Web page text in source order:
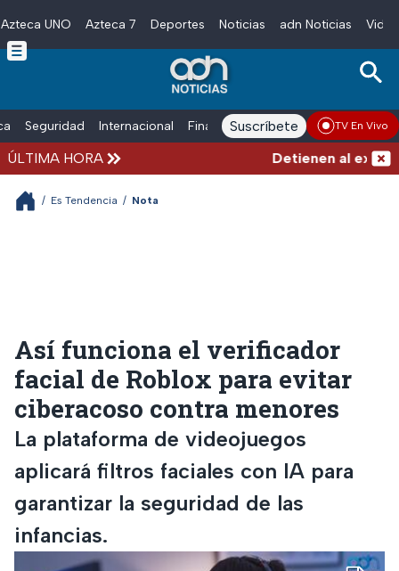
Skip to main content
Azteca UNO Azteca 7 Deportes Noticias adn Noticias
Seguridad Internacional Finanzas adn Noticias Radio
Suscríbete TV En Vivo
ÚLTIMA HORA Detienen al
/ Es Tendencia / Nota
Así funciona el verificador
facial de Roblox para evitar
ciberacoso contra menores
La plataforma de videojuegos
aplicará filtros faciales con IA para
garantizar la seguridad de las
infancias.